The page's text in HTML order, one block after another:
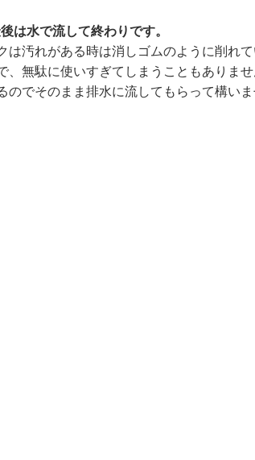
水で流して終わりです。
は汚れがある時は消しゴムのように削れ
、無駄に使いすぎてしまうこともありませ
のでそのまま排水に流してもらって構いま